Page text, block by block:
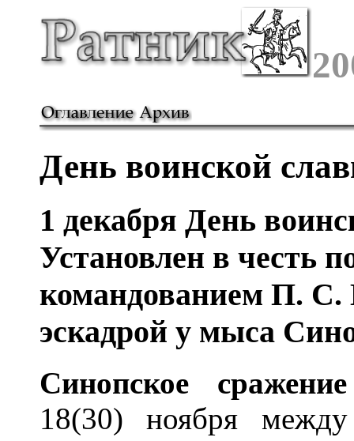
День воинской
1 декабря День
Установлен в честь
командованием П. С.
эскадрой у мыса
Синопское сраже
18(30) ноября